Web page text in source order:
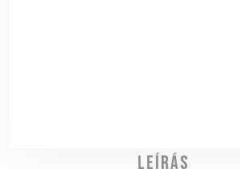
Leírás